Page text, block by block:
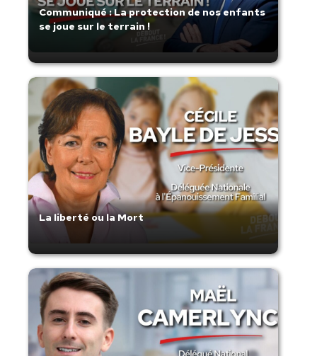
Communiqué : La protection de nos enfants
se joue sur le terrain !
La liberté ou la Mort